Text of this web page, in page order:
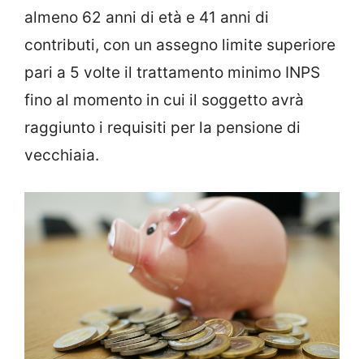
almeno 62 anni di età e 41 anni di
contributi, con un assegno limite superiore
pari a 5 volte il trattamento minimo INPS
fino al momento in cui il soggetto avrà
raggiunto i requisiti per la pensione di
vecchiaia.